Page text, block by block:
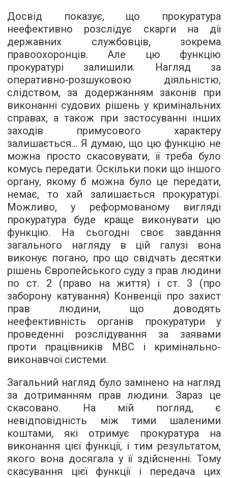
Досвід показує, що прокуратура
неефективно розслідує скарги на дії
державних службовців, зокрема
правоохоронців. Але цю функцію
прокуратурі залишили. Нагляд за
оперативно-розшуковою діяльністю,
слідством, за додержанням законів при
виконанні судових рішень у кримінальних
справах, а також при застосуванні інших
заходів примусового характеру
залишається... Я думаю, що цю функцію не
можна просто скасовувати, її треба було
комусь передати. Оскільки поки що іншого
органу, якому б можна було це передати,
немає, то хай залишається прокуратурі.
Можливо, у реформованому вигляді
прокуратура буде краще виконувати цю
функцію. На сьогодні своє завдання
загального нагляду в цій галузі вона
виконує погано, про що свідчать десятки
рішень Європейського суду з прав людини
по ст. 2 (право на життя) і ст. 3 (про
заборону катування) Конвенції про захист
прав людини, що доводять
неефективність органів прокуратури у
проведенні розслідування за заявами
проти працівників МВС і кримінально-
виконавчої системи.
Загальний нагляд було замінено на нагляд
за дотриманням прав людини. Зараз це
скасовано. На мій погляд, є
невідповідність між тими шаленими
коштами, які отримує прокуратура на
виконання цієї функції, і тим результатом,
якого вона досягала у її здійсненні. Тому
скасування цієї функції і передача цих